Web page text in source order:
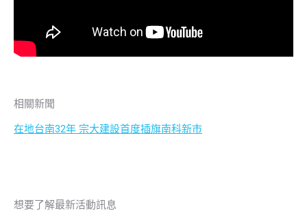
相關新聞
在地台南32年 宗大建設首度插旗南科新市
想要了解最新活動訊息